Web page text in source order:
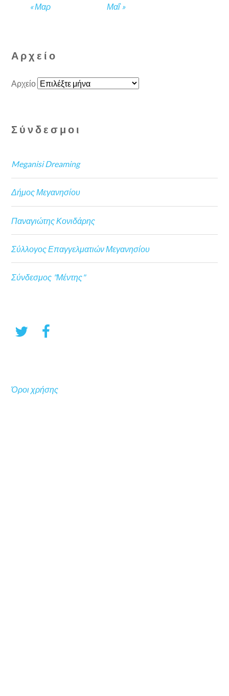
« Μαρ Μαΐ »
Αρχείο
Αρχείο
Σύνδεσμοι
Meganisi Dreaming
Δήμος Μεγανησίου
Παναγιώτης Κονιδάρης
Σύλλογος Επαγγελματιών Μεγανησίου
Σύνδεσμος "Μέντης"
Όροι χρήσης